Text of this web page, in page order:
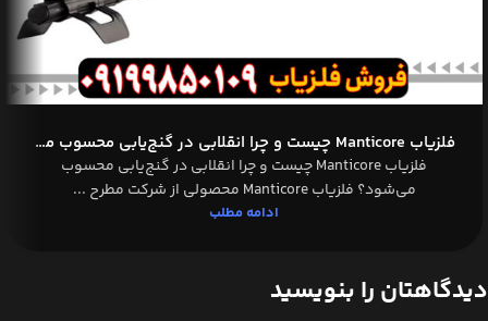
فلزیاب Manticore چیست و چرا انقلابی در گنج‌یابی محسوب می‌شود؟
فلزیاب Manticore چیست و چرا انقلابی در گنج‌یابی محسوب
می‌شود؟ فلزیاب Manticore محصولی از شرکت مطرح ...
ادامه مطلب
دیدگاهتان را بنویسید